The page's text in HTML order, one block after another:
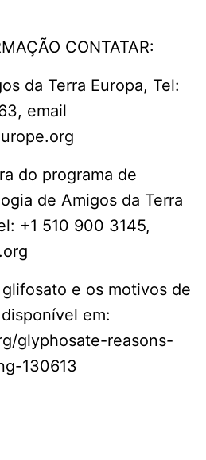
CONTATAR:
da Terra Europa, Tel:
email
do programa de
de Amigos da Terra
+1 510 900 3145,
e os motivos de
em:
glyphosate-reasons-
130613